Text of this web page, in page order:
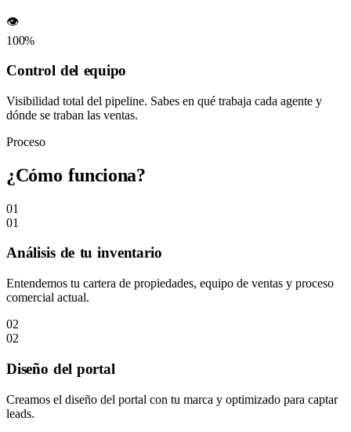
👁️
100%
Control del equipo
Visibilidad total del pipeline. Sabes en qué trabaja cada agente y
dónde se traban las ventas.
Proceso
¿Cómo funciona?
01
01
Análisis de tu inventario
Entendemos tu cartera de propiedades, equipo de ventas y proceso
comercial actual.
02
02
Diseño del portal
Creamos el diseño del portal con tu marca y optimizado para captar
leads.